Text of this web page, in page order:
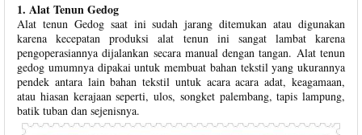
1. Alat Tenun Gedog
Alat tenun Gedog saat ini sudah jarang ditemukan atau digunakan
karena kecepatan produksi alat tenun ini sangat lambat karena
pengoperasiannya dijalankan secara manual dengan tangan. Alat tenun
gedog umumnya dipakai untuk membuat bahan tekstil yang ukurannya
pendek antara lain bahan tekstil untuk acara acara adat, keagamaan,
atau hiasan kerajaan seperti, ulos, songket palembang, tapis lampung,
batik tuban dan sejenisnya.